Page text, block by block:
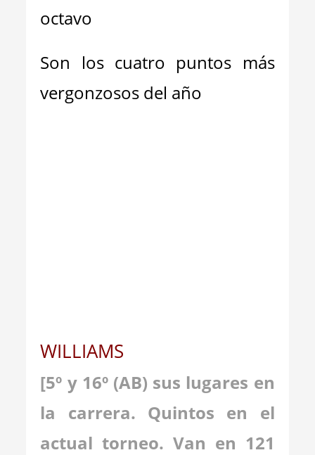
octavo
Son los cuatro puntos más
vergonzosos del año
WILLIAMS
[5º y 16º (AB) sus lugares en
la carrera. Quintos en el
actual torneo. Van en 121